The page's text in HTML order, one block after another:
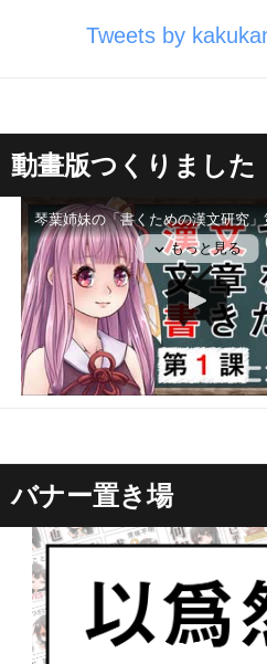
Tweets by
動畫版つくりました
バナー置き場